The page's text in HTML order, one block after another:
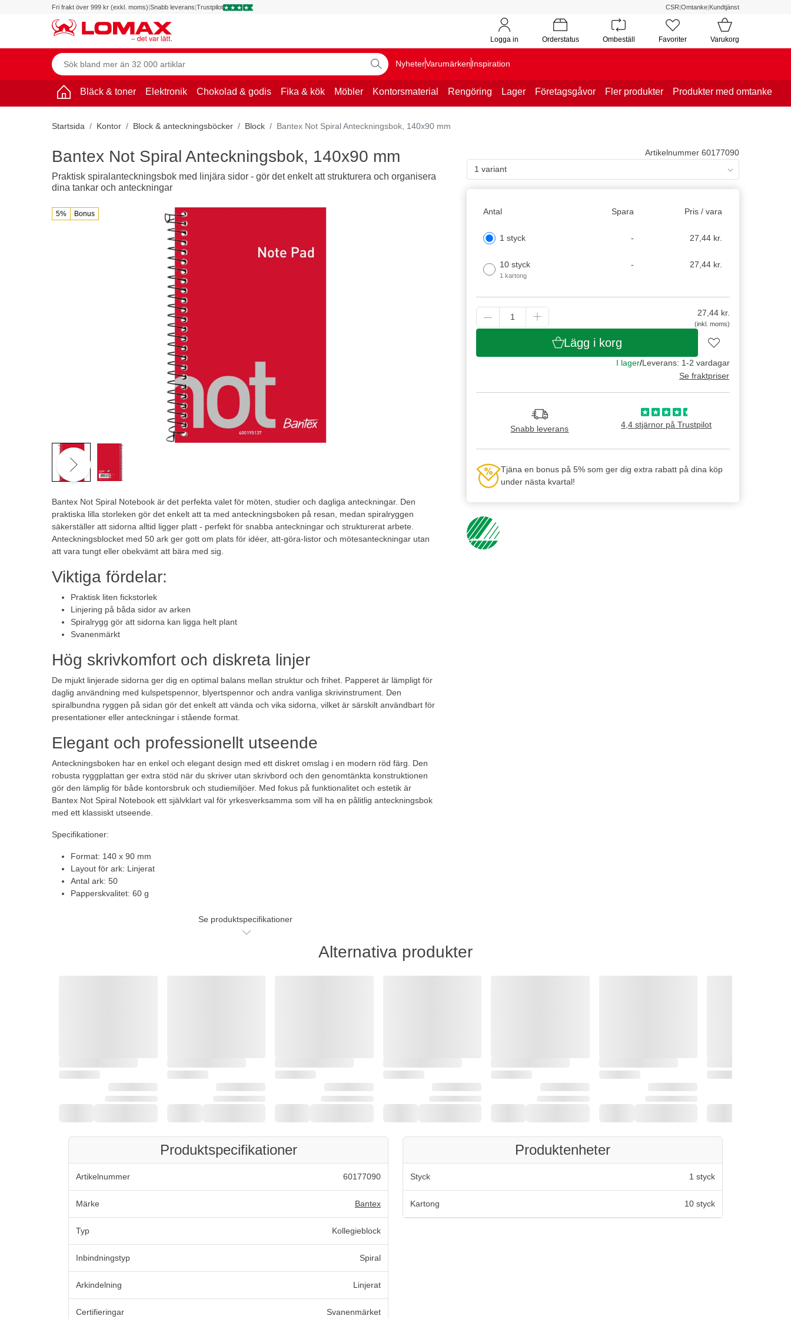
Fri frakt över 999 kr (exkl. moms)|Snabb leverans|Trustpilot CSR|Omtanke|Kundtjänst
Logga in Orderstatus Ombeställ Favoriter Varukorg
NyheterVarumärkenInspiration
Bläck & toner Elektronik Chokolad & godis Fika & kök Möbler Kontorsmaterial Rengöring Lager Företagsgåvor Fler produkter Produkter med omtanke
Startsida Kontor Block & anteckningsböcker Block Bantex Not Spiral Anteckningsbok, 140x90 mm
5% Bonus
Bantex Not Spiral Notebook är det perfekta valet för möten, studier och dagliga anteckningar. Den
praktiska lilla storleken gör det enkelt att ta med anteckningsboken på resan, medan spiralryggen
säkerställer att sidorna alltid ligger platt - perfekt för snabba anteckningar och strukturerat arbete.
Anteckningsblocket med 50 ark ger gott om plats för idéer, att-göra-listor och mötesanteckningar utan
att vara tungt eller obekvämt att bära med sig.
Viktiga fördelar:
Praktisk liten fickstorlek
Linjering på båda sidor av arken
Spiralrygg gör att sidorna kan ligga helt plant
Svanenmärkt
Hög skrivkomfort och diskreta linjer
De mjukt linjerade sidorna ger dig en optimal balans mellan struktur och frihet. Papperet är lämpligt för
daglig användning med kulspetspennor, blyertspennor och andra vanliga skrivinstrument. Den
spiralbundna ryggen på sidan gör det enkelt att vända och vika sidorna, vilket är särskilt användbart för
presentationer eller anteckningar i stående format.
Elegant och professionellt utseende
Anteckningsboken har en enkel och elegant design med ett diskret omslag i en modern röd färg. Den
robusta ryggplattan ger extra stöd när du skriver utan skrivbord och den genomtänkta konstruktionen
gör den lämplig för både kontorsbruk och studiemiljöer. Med fokus på funktionalitet och estetik är
Bantex Not Spiral Notebook ett självklart val för yrkesverksamma som vill ha en pålitlig anteckningsbok
med ett klassiskt utseende.
Specifikationer:
Format: 140 x 90 mm
Layout för ark: Linjerat
Antal ark: 50
Papperskvalitet: 60 g
Se produktspecifikationer
Artikelnummer 60177090
1 variant
Antal Spara Pris / vara
1 styck - 27,44 kr.
10 styck
1 kartong
- 27,44 kr.
27,44kr.
(inkl. moms)
Lägg i korg
I lager/Leverans: 1-2 vardagar
Se fraktpriser
Snabb leverans 4,4 stjärnor på Trustpilot
Tjäna en bonus på 5% som ger dig extra rabatt på dina köp
under nästa kvartal!
Bantex Not Spiral Anteckningsbok, 140x90 mm
Praktisk spiralanteckningsbok med linjära sidor - gör det enkelt att strukturera och organisera
dina tankar och anteckningar
Alternativa produkter
Produktspecifikationer
Artikelnummer 60177090
Märke Bantex
Typ Kollegieblock
Inbindningstyp Spiral
Arkindelning Linjerat
Certifieringar Svanenmärket
Produktenheter
Styck 1 styck
Kartong 10 styck